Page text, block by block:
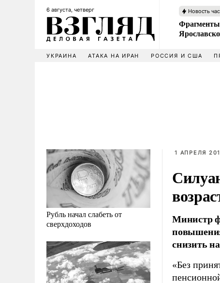
6 августа, четверг Новость
Фрагменты
УКРАИНА АТАКА НА ИРАН РОССИЯ И США
Рубль начал слабеть от
сверхдоходов
1 АПРЕЛЯ
Министр
снизить
«Без